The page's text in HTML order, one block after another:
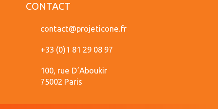
CONTACT
contact@projeticone.fr
+33 (0)1 81 29 08 97
100, rue D’Aboukir
75002 Paris